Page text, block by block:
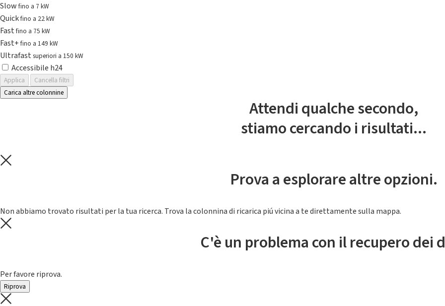
Slowfino a 7 kW
Quickfino a 22 kW
Fastfino a 75 kW
Fast+fino a 149 kW
Ultrafast superiori a 150 kW
Accessibile h24
Applica
Cancella filtri
Carica altre colonnine
Attendi qualche secondo,
stiamo cercando i risultati...
Prova a esplorare altre opzioni.
Non abbiamo trovato risultati per la tua ricerca. Trova la colonnina di ricarica piú vicina a te direttamente sulla mappa.
C'è un problema con il recupero dei
Per favore riprova.
Riprova